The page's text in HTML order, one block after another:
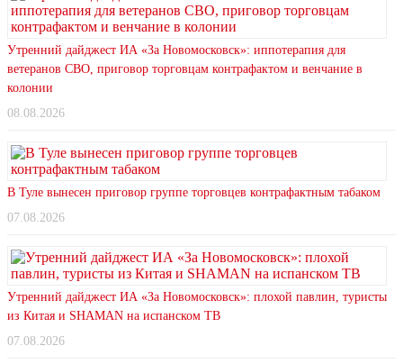
Утренний дайджест ИА «За Новомосковск»: иппотерапия для
ветеранов СВО, приговор торговцам контрафактом и венчание в
колонии
08.08.2026
В Туле вынесен приговор группе торговцев контрафактным табаком
07.08.2026
Утренний дайджест ИА «За Новомосковск»: плохой павлин, туристы
из Китая и SHAMAN на испанском ТВ
07.08.2026